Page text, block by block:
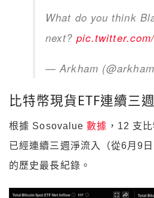
What do you think
next?
— Arkham
比特幣現貨ETF連續三
根據 Sosovalue數據 ，12 支
已經連續三週淨流入（從6月9
的歷史最長紀錄。